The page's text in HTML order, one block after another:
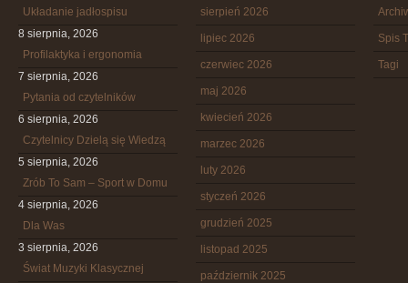
Układanie jadłospisu
8 sierpnia, 2026
Profilaktyka i ergonomia
7 sierpnia, 2026
Pytania od czytelników
6 sierpnia, 2026
Czytelnicy Dzielą się Wiedzą
5 sierpnia, 2026
Zrób To Sam – Sport w Domu
4 sierpnia, 2026
Dla Was
3 sierpnia, 2026
Świat Muzyki Klasycznej
sierpień 2026
lipiec 2026
czerwiec 2026
maj 2026
kwiecień 2026
marzec 2026
luty 2026
styczeń 2026
grudzień 2025
listopad 2025
październik 2025
Spis
Tagi